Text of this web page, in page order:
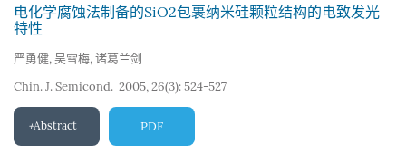
电化学腐蚀法制备的SiO2包裹纳米硅颗粒结构的电致发光
特性
严勇健, 吴雪梅, 诸葛兰剑
Chin. J. Semicond. 2005, 26(3): 524-527
Abstract PDF